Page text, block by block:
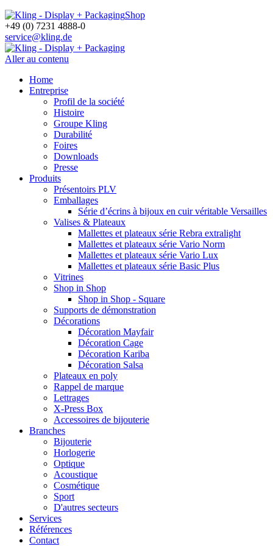
Shop
+49 (0) 7231 4888-0
service@kling.de
Aller au contenu
Home
Entreprise
Profil de la société
Histoire
Groupe Kling
Durabilité
Foires
Downloads
Presse
Produits
Présentoirs PLV
Emballages
Série d’écrins à bijoux en cuir véritable Versailles
Valises & Plateaux
Mallettes et plateaux série Rebra extralight
Mallettes et plateaux série Vario Norm
Mallettes et plateaux série Vario Lux
Mallettes et plateaux série Basic Plus
Vitrines
Shop in Shop
Shop in Shop - Square
Supports de démonstration
Décorations
Décoration Mayfair
Décoration Cage
Décoration Kariba
Décoration Salsa
Plateaux en poly
Rappel de marque
Lettrages
X-Press Box
Accessoires de bijouterie
Branches
Bijouterie
Horlogerie
Optique
Acoustique
Cosmétique
Sport
D'autres secteurs
Services
Références
Contact